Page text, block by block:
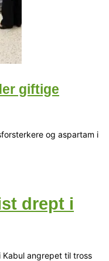
giftige
og aspartam i
drept i
Kabul angrepet til tross